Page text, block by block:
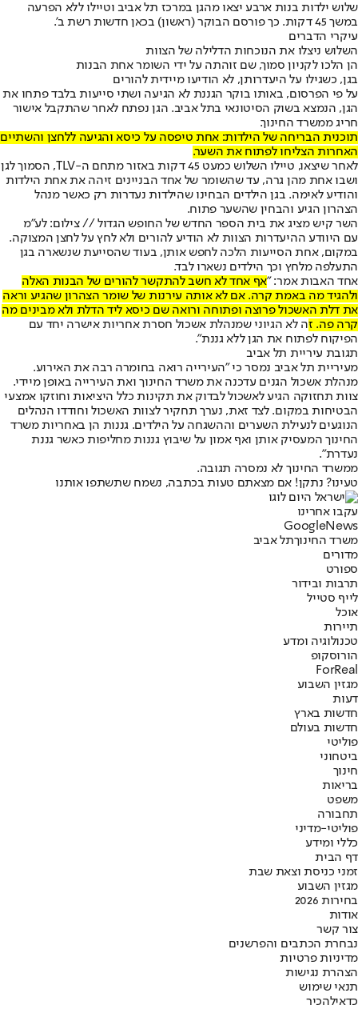
שלוש ילדות בנות ארבע יצאו מהגן במרכז תל אביב וטיילו ללא הפרעה
במשך 45 דקות. כך פורסם הבוקר (ראשון) בכאן חדשות רשת ב'.
עיקרי הדברים
השלוש ניצלו את הנוכחות הדלילה של הצוות
הן הלכו לקניון סמוך, שם זוהתה על ידי השומר אחת הבנות
בגן, כשגילו על היעדרותן, לא הודיעו מיידית להורים
על פי הפרסום, באותו בוקר הגננת לא הגיעה ושתי סייעות בלבד פתחו את
הגן, הנמצא בשוק הסיטונאי בתל אביב. הגן נפתח לאחר שהתקבל אישור
חריג ממשרד החינוך.
תוכנית הבריחה של הילדות: אחת טיפסה על כיסא והגיעה ללחצן והשתיים
האחרות הצליחו לפתוח את השער.
לאחר שיצאו, טיילו השלוש כמעט 45 דקות באזור מתחם ה-TLV, הסמוך לגן
ושבו אחת מהן גרה, עד שהשומר של אחד הבניינים זיהה את אחת הילדות
והודיע לאימה. בגן הילדים הבחינו שהילדות נעדרות רק כאשר מנהל
הצהרון הגיע והבחין שהשער פתוח.
השר קיש מציג את בית הספר החדש של החופש הגדול // צילום: לע"מ
עם היוודע ההיעדרות הצוות לא הודיע להורים ולא לחץ על לחצן המצוקה.
במקום, אחת הסייעות הלכה לחפש אותן, בעוד שהסייעת שנשארה בגן
התעלפה מלחץ וכך הילדים נשארו לבד.
אחד האבות אמר: "אף אחד לא חשב להתקשר להורים של הבנות האלה
ולהגיד מה באמת קרה. אם לא אותה עירנות של שומר הצהרון שהגיע וראה
את דלת האשכול פרוצה ופתוחה ורואה שם כיסא ליד הדלת ולא מבינים מה
קרה פה. זה לא הגיוני שמנהלת אשכול חסרת אחריות אישרה יחד עם
הפיקוח לפתוח את הגן ללא גננת".
תגובת עיריית תל אביב
מעיריית תל אביב נמסר כי "העירייה רואה בחומרה רבה את האירוע.
מנהלת אשכול הגנים עדכנה את משרד החינוך ואת העירייה באופן מיידי.
צוות תחזוקה הגיע לאשכול לבדוק את תקינות כלל היציאות וחוזקו אמצעי
הבטיחות במקום. לצד זאת, נערך תחקיר לצוות האשכול וחודדו הנהלים
הנוגעים לנעילת השערים וההשגחה על הילדים. גננות הן באחריות משרד
החינוך המעסיק אותן ואף אמון על שיבוץ גננות מחליפות כאשר גננת
נעדרת".
ממשרד החינוך לא נמסרה תגובה.
טעינו? נתקן! אם מצאתם טעות בכתבה, נשמח שתשתפו אותנו
עקבו אחרינו
Googl eNews
משרד החינוךתל אביב
מדורים
ספורט
תרבות ובידור
לייף סטייל
אוכל
תיירות
טכנולוגיה ומדע
הורוסקופ
ForReal
מגזין השבוע
דעות
חדשות בארץ
חדשות בעולם
פוליטי
ביטחוני
חינוך
בריאות
משפט
תחבורה
פוליטי-מדיני
כללי ומידע
דף הבית
זמני כניסת וצאת שבת
מגזין השבוע
בחירות 2026
אודות
צור קשר
נבחרת הכתבים והפרשנים
מדיניות פרטיות
הצהרת נגישות
תנאי שימוש
כדאילהכיר